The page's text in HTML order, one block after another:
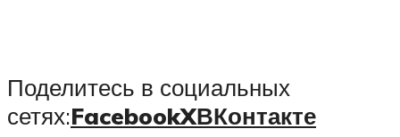
Поделитесь в социальных
сетях:FacebookXВКонтакте